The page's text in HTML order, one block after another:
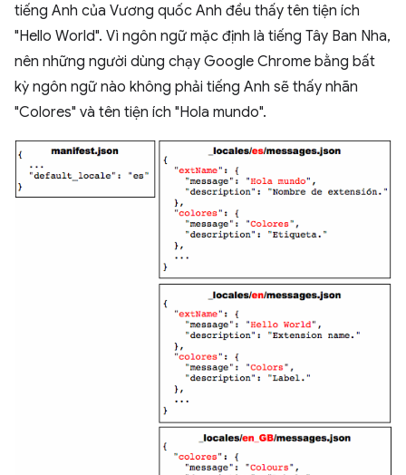
tiếng Anh của Vương quốc Anh đều thấy tên tiện ích
"Hello World". Vì ngôn ngữ mặc định là tiếng Tây Ban Nha,
nên những người dùng chạy Google Chrome bằng bất
kỳ ngôn ngữ nào không phải tiếng Anh sẽ thấy nhãn
"Colores" và tên tiện ích "Hola mundo".